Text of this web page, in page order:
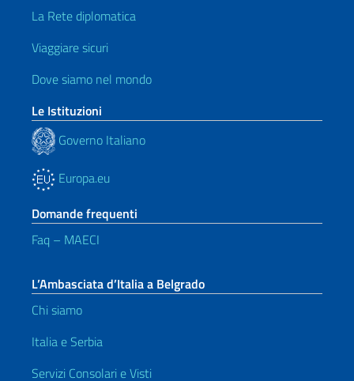
La Rete diplomatica
Viaggiare sicuri
Dove siamo nel mondo
Le Istituzioni
Governo Italiano
Europa.eu
Domande frequenti
Faq – MAECI
L’Ambasciata d’Italia a Belgrado
Chi siamo
Italia e Serbia
Servizi Consolari e Visti